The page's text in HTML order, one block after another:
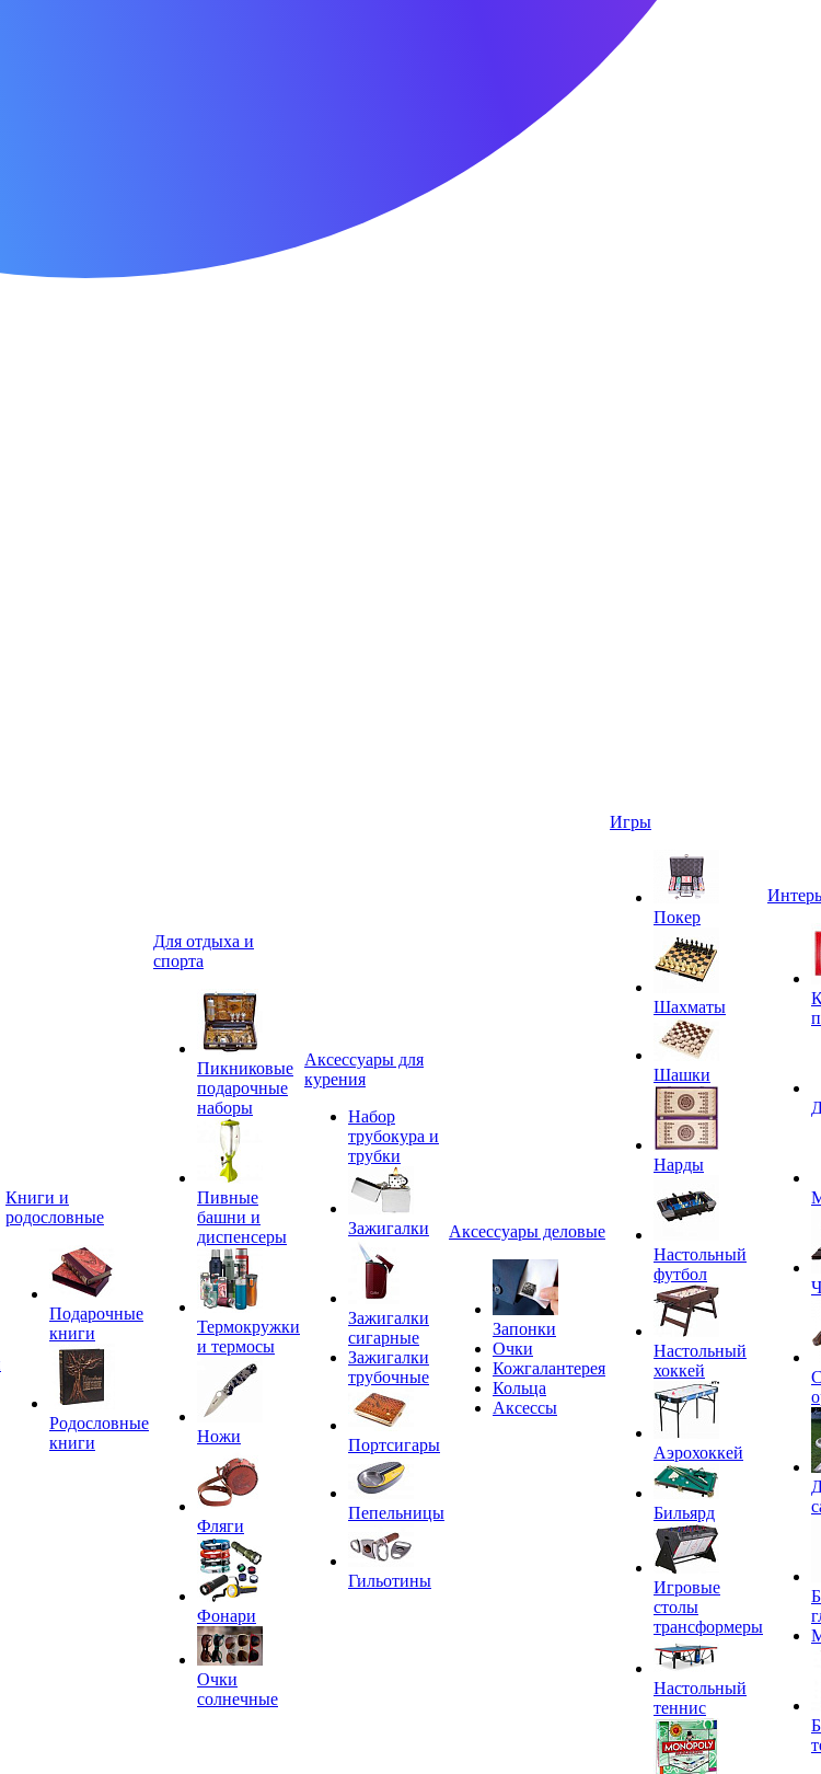
Книги и
родословные
Подарочные
книги
Родословные
книги
Для отдыха и
спорта
Пикниковые
подарочные
наборы
Пивные
башни и
диспенсеры
Термокружки
и термосы
Ножи
Фляги
Фонари
Очки
солнечные
Аксессуары для
курения
Набор
трубокура и
трубки
Зажигалки
Зажигалки
сигарные
Зажигалки
трубочные
Портсигары
Пепельницы
Гильотины
Аксессуары деловые
Запонки
Очки
Кожгалантерея
Кольца
Аксессы
Игры
Покер
Шахматы
Шашки
Нарды
Настольный
футбол
Настольный
хоккей
Аэрохоккей
Бильярд
Игровые
столы
трансформеры
Настольный
теннис